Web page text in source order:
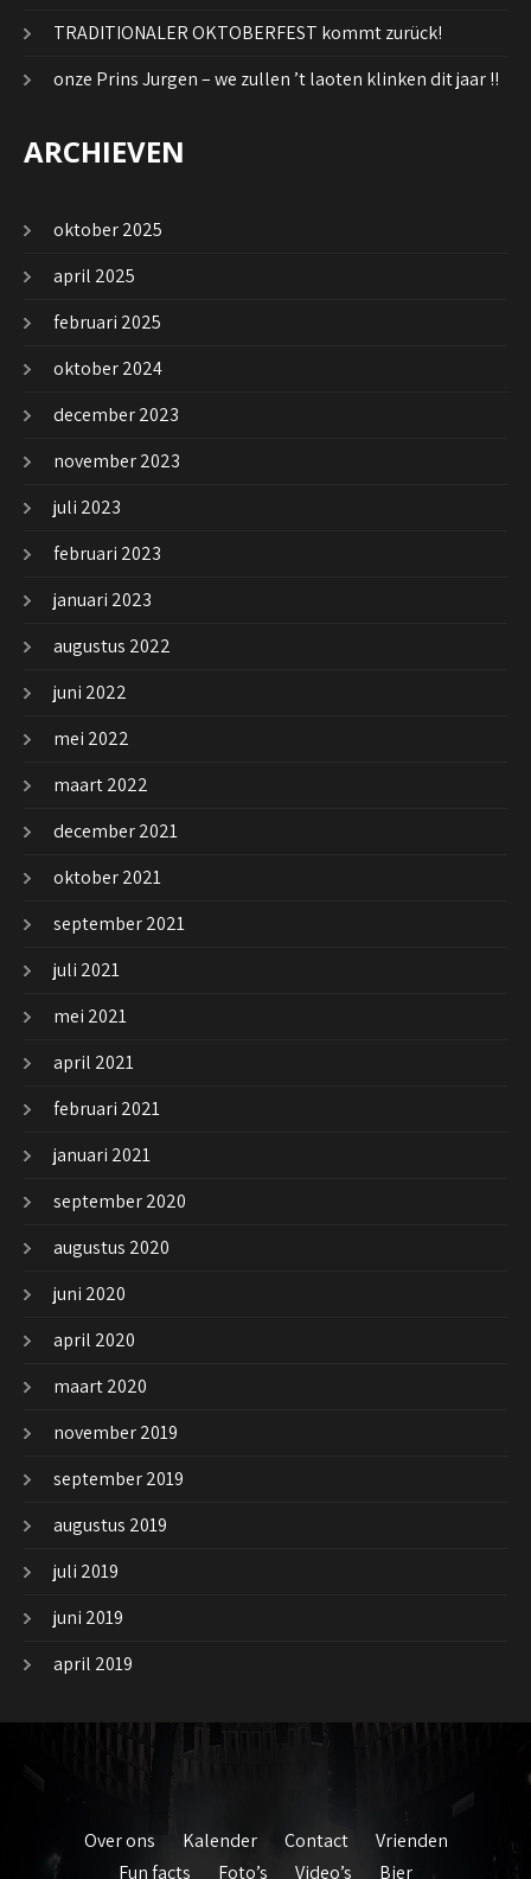
TRADITIONALER OKTOBERFEST kommt zurück!
onze Prins Jurgen – we zullen ’t laoten klinken dit jaar !!
ARCHIEVEN
oktober 2025
april 2025
februari 2025
oktober 2024
december 2023
november 2023
juli 2023
februari 2023
januari 2023
augustus 2022
juni 2022
mei 2022
maart 2022
december 2021
oktober 2021
september 2021
juli 2021
mei 2021
april 2021
februari 2021
januari 2021
september 2020
augustus 2020
juni 2020
april 2020
maart 2020
november 2019
september 2019
augustus 2019
juli 2019
juni 2019
april 2019
Over ons Kalender Contact
Vrienden
Fun facts
Foto’s Video’s Bier